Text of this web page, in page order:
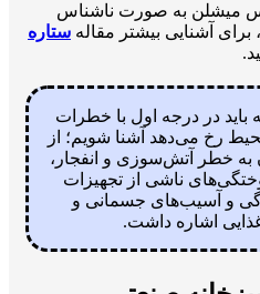
میشلن به صورت ناشناس
برای آشنایی بیشتر مقاله ستاره
باید در درجه اول با خطرات
رخ می‌دهد آشنا شویم؛ از
خطر آتش‌سوزی و انفجار،
ناشی از تجهیزات
و آسیب‌های جسمانی و
اشاره داشت.